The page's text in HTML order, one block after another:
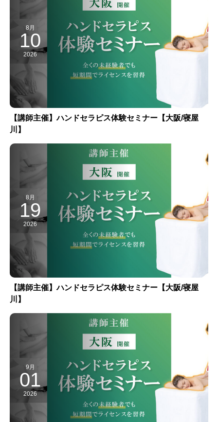
8月
10
2026
【講師主催】ハンドセラピス体験セミナー【大阪/寝屋
川】
8月
19
2026
【講師主催】ハンドセラピス体験セミナー【大阪/寝屋
川】
9月
01
2026